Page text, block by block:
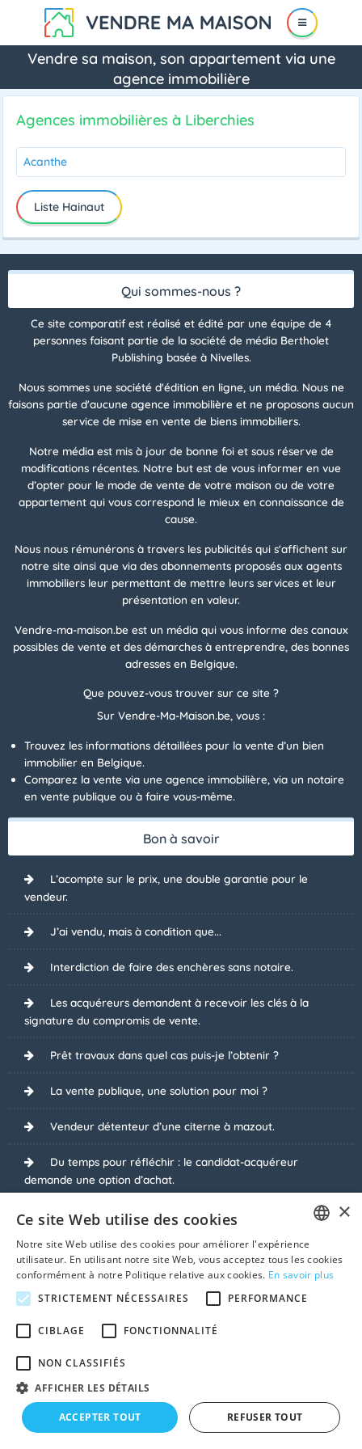
Vendre sa maison, son appartement via une
agence immobilière
Agences immobilières à Liberchies
Acanthe
Liste Hainaut
Qui sommes-nous ?
Ce site comparatif est réalisé et édité par une équipe de 4
personnes faisant partie de la société de média Bertholet
Publishing basée à Nivelles.
Nous sommes une société d'édition en ligne, un média. Nous ne
faisons partie d'aucune agence immobilière et ne proposons aucun
service de mise en vente de biens immobiliers.
Notre média est mis à jour de bonne foi et sous réserve de
modifications récentes. Notre but est de vous informer en vue
d’opter pour le mode de vente de votre maison ou de votre
appartement qui vous correspond le mieux en connaissance de
cause.
Nous nous rémunérons à travers les publicités qui s'affichent sur
notre site ainsi que via des abonnements proposés aux agents
immobiliers leur permettant de mettre leurs services et leur
présentation en valeur.
Vendre-ma-maison.be est un média qui vous informe des canaux
possibles de vente et des démarches à entreprendre, des bonnes
adresses en Belgique.
Que pouvez-vous trouver sur ce site ?
Sur Vendre-Ma-Maison.be, vous :
Trouvez les informations détaillées pour la vente d’un bien
immobilier en Belgique.
Comparez la vente via une agence immobilière, via un notaire
en vente publique ou à faire vous-même.
Bon à savoir
L’acompte sur le prix, une double garantie pour le
vendeur.
J’ai vendu, mais à condition que...
Interdiction de faire des enchères sans notaire.
Les acquéreurs demandent à recevoir les clés à la
signature du compromis de vente.
Prêt travaux dans quel cas puis-je l’obtenir ?
La vente publique, une solution pour moi ?
Vendeur détenteur d’une citerne à mazout.
Du temps pour réfléchir : le candidat-acquéreur
demande une option d’achat.
Plus-value suite à la vente.
Quid des travaux non déclarés ?
?
© 2026 Vendre-Ma-Maison.be
|Cookies
FRENCH
DUTCH
×
Ce site Web utilise des cookies
Notre site Web utilise des cookies pour améliorer l'expérience
utilisateur. En utilisant notre site Web, vous acceptez tous les cookies
conformément à notre Politique relative aux cookies. En savoir plus
STRICTEMENT NÉCESSAIRES
PERFORMANCE
CIBLAGE FONCTIONNALITÉ
NON CLASSIFIÉS
AFFICHER LES DÉTAILS
ACCEPTER TOUT REFUSER TOUT